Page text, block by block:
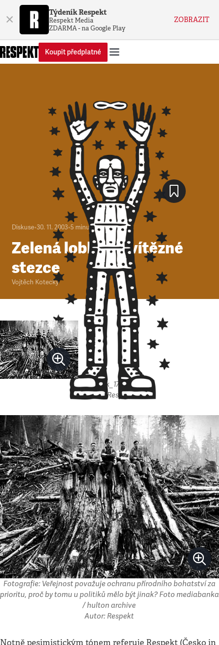
× Týdeník Respekt
Respekt Media
ZDARMA - na Google Play
ZOBRAZIT
Koupit předplatné
Diskuse•30. 11. 2003•5 minut
Zelená lobby na vítězné
stezce
Vojtěch Kotecký
mobrazek_1787.jpeg
Autor: Respekt
Fotografie: Veřejnost považuje ochranu přírodního bohatství za
prioritu, proč by tomu u politiků mělo být jinak? Foto mediabanka
/ hulton archive
Autor: Respekt
Notně pesimistickým tónem referuje Respekt (Česko in